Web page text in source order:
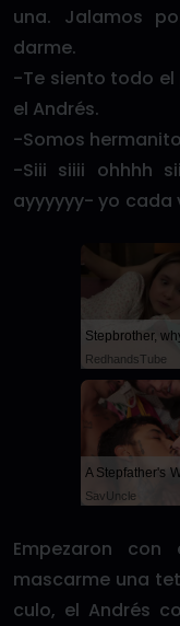
una. Jalamos
darme.
-Te siento todo
el Andrés.
-Somos
-Siii siiii ohhhh
ayyyyyy- yo cada
RedhandsTube
SayUncle
Empezaron
mascarme una
culo, el Andrés